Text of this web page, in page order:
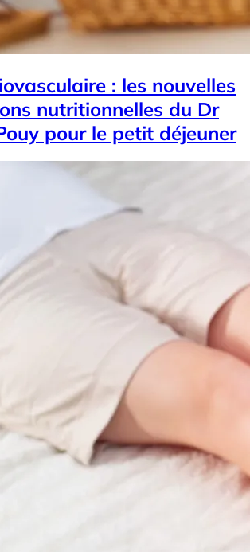
: les nouvelles
nutritionnelles du Dr
pour le petit déjeuner